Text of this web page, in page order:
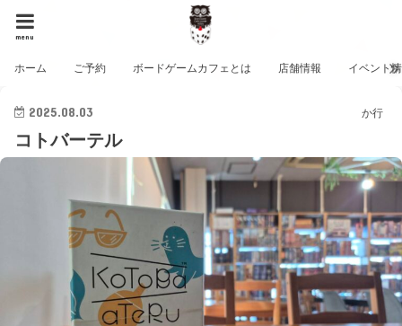
menu
ホーム ご予約 ボードゲームカフェとは 店舗情報 イベント
か行
2025.08.03
コトバーテル